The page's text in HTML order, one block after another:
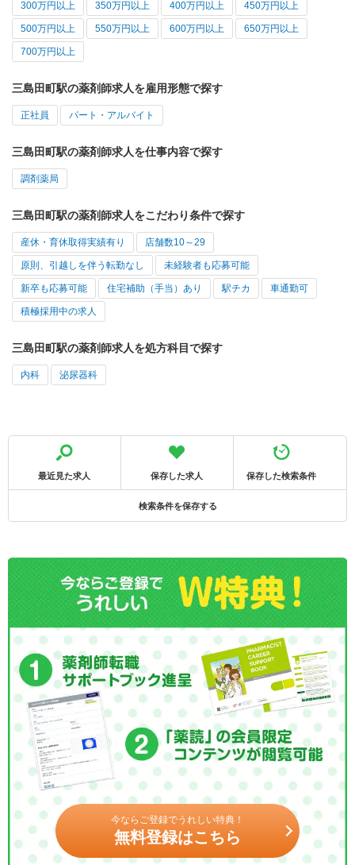
300万円以上 350万円以上 400万円以上 450万円以上
500万円以上 550万円以上 600万円以上 650万円以上
700万円以上
三島田町駅の薬剤師求人を雇用形態で探す
正社員 パート・アルバイト
三島田町駅の薬剤師求人を仕事内容で探す
調剤薬局
三島田町駅の薬剤師求人をこだわり条件で探す
産休・育休取得実績有り 店舗数10～29
原則、引越しを伴う転勤なし 未経験者も応募可能
新卒も応募可能 住宅補助（手当）あり 駅チカ 車通勤可
積極採用中の求人
三島田町駅の薬剤師求人を処方科目で探す
内科 泌尿器科
最近見た求人 保存した求人 保存した検索条件
検索条件を保存する
今ならご登録でうれしい特典！
無料登録はこちら